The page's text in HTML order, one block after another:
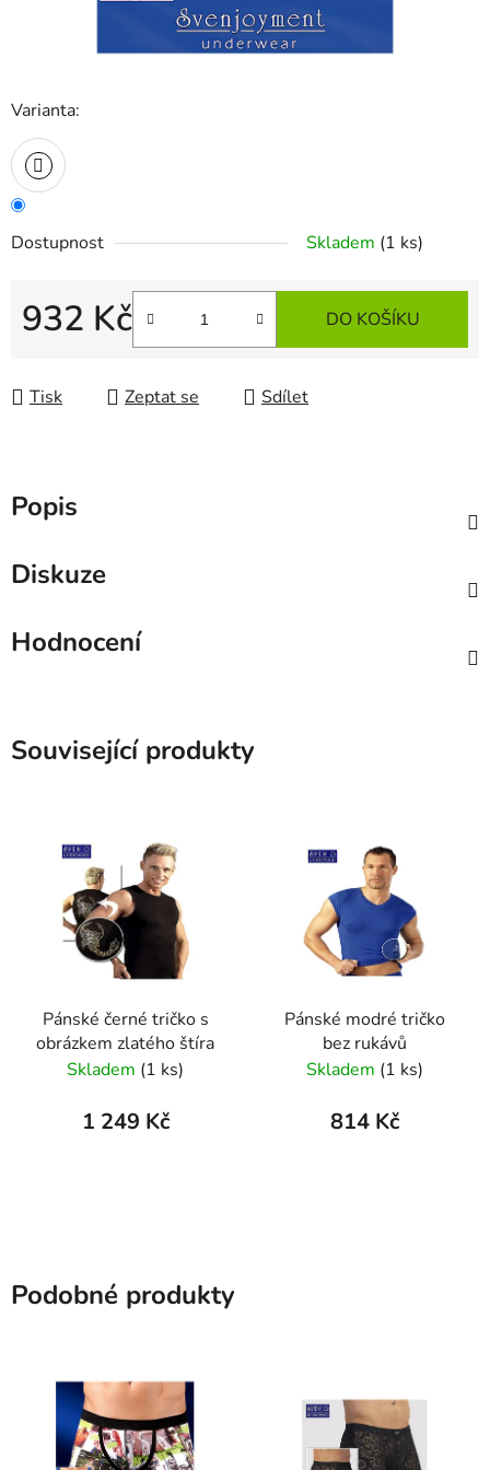
Varianta:
Dostupnost Skladem (1 ks)
932 Kč DO KOŠÍKU
Tisk Zeptat se Sdílet
Popis
Diskuze
Hodnocení
Související produkty
Pánské černé tričko s
obrázkem zlatého štíra
Skladem (1 ks)
1 249 Kč
Pánské modré tričko
bez rukávů
Skladem (1 ks)
814 Kč
Podobné produkty